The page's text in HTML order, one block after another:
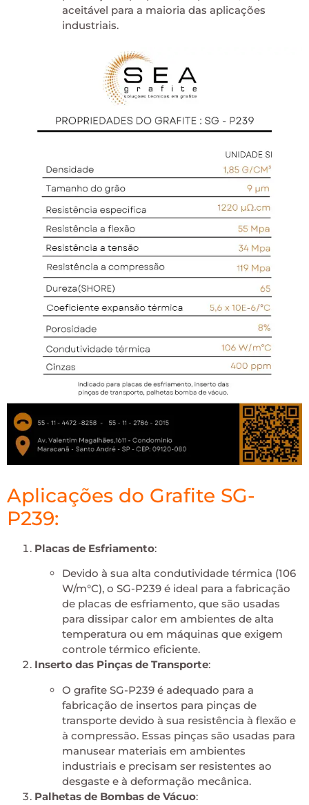
aceitável para a maioria das aplicações
industriais.
Aplicações do Grafite SG-
P239:
Placas de Esfriamento:
Devido à sua alta condutividade térmica (106
W/m°C), o SG-P239 é ideal para a fabricação
de placas de esfriamento, que são usadas
para dissipar calor em ambientes de alta
temperatura ou em máquinas que exigem
controle térmico eficiente.
Inserto das Pinças de Transporte:
O grafite SG-P239 é adequado para a
fabricação de insertos para pinças de
transporte devido à sua resistência à flexão e
à compressão. Essas pinças são usadas para
manusear materiais em ambientes
industriais e precisam ser resistentes ao
desgaste e à deformação mecânica.
Palhetas de Bombas de Vácuo: